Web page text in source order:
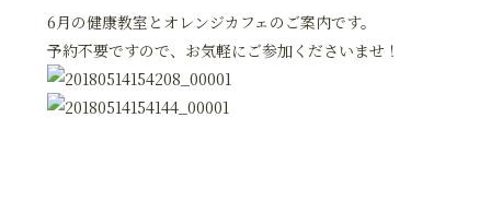
6月の健康教室とオレンジカフェのご案内です。
予約不要ですので、お気軽にご参加くださいませ！